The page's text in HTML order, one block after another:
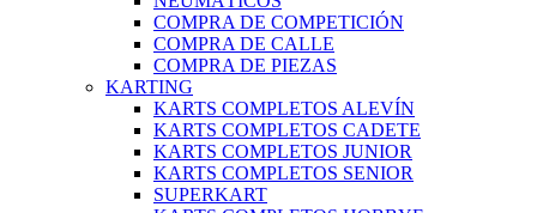
COMPRA DE COMPETICIÓN
COMPRA DE CALLE
COMPRA DE PIEZAS
KARTING
KARTS COMPLETOS ALEVÍN
KARTS COMPLETOS CADETE
KARTS COMPLETOS JUNIOR
KARTS COMPLETOS SENIOR
SUPERKART